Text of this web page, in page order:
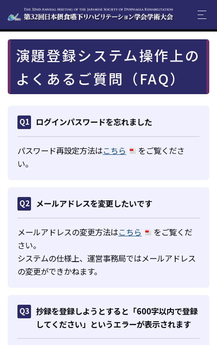
演題登録システム操作上の
よくあるご質問（FAQ）
Q1 ログインパスワードを忘れました
パスワード再設定方法はこちら
をご覧くださ
い。
Q2 メールアドレスを変更したいです
メールアドレスの変更方法はこちら
をご覧くだ
さい。
システムの仕様上、運営事務局ではメールアドレス
の変更ができかねます。
Q3
抄録を登録しようとすると「600字以内で登録
してください」というエラーが表示されます